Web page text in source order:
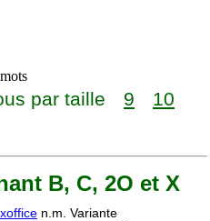
par taille 9
10
B, C, 2O et X
n.m. Variante